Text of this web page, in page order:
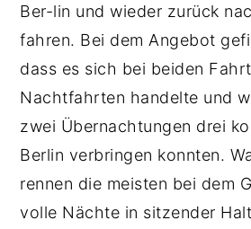
Ber-lin und wieder zurück
fahren. Bei dem Angebot
dass es sich bei beiden
Nachtfahrten handelte und
zwei Übernachtungen drei
Berlin verbringen konnten.
rennen die meisten bei dem
volle Nächte in sitzender